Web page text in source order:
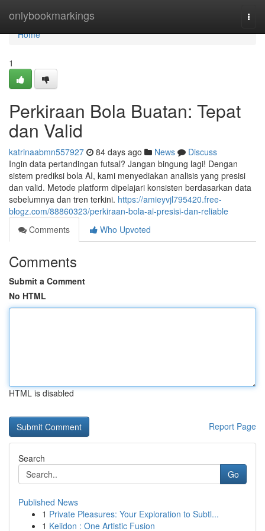
onlybookmarkings
Home
Home
1
Perkiraan Bola Buatan: Tepat
dan Valid
katrinaabmn557927 84 days ago News
Discuss
Ingin data pertandingan futsal? Jangan bingung lagi! Dengan
sistem prediksi bola AI, kami menyediakan analisis yang presisi
dan valid. Metode platform dipelajari konsisten berdasarkan data
sebelumnya dan tren terkini. https://amieyvjl795420.free-
blogz.com/88860323/perkiraan-bola-ai-presisi-dan-reliable
Comments
Who Upvoted
Comments
Submit a Comment
No HTML
HTML is disabled
Report Page
Search
Go
Published News
1 Private Pleasures: Your Exploration to Subtl...
1 Keiidon : One Artistic Fusion